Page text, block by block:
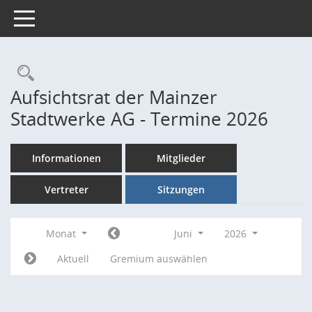
Toggle navigation
Rechercheauswahl
Aufsichtsrat der Mainzer
Stadtwerke AG - Termine 2026
Informationen Mitglieder
Vertreter Sitzungen
Monat Juni
2026
Aktuell
Gremium auswählen